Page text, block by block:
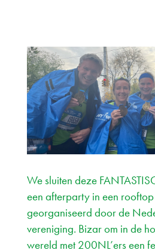
We sluiten deze
een afterparty in een
georganiseerd door de
vereniging. Bizar om in de
wereld met 200NL’ers een